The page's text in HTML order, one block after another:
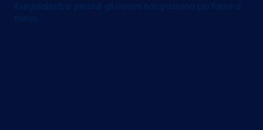
Il regolabarba: perché gli uomini non possono più farne a
meno